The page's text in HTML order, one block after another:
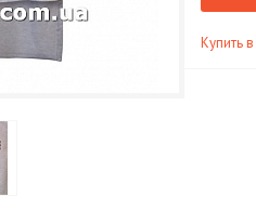
Купить